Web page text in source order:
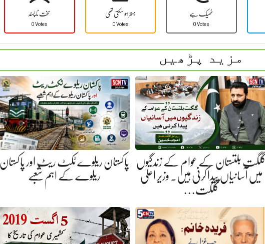
سخت نا پسند
0 Votes
بہتر ہو سکتی تھی
0 Votes
ٹھیک ہے
0 Votes
مزید پڑھیں
گلگت بلتستان کے عوام کے زندگیوں
میں آسانیاں پیدا کرنی ہیں. وزیر اعلیٰ
گلگت…
پاکستان ریلوے ٹکٹ ریٹ اور پاکستان
ریلوے کے اہم شعبے